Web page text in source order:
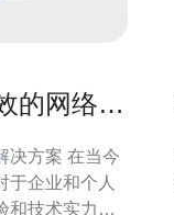
的网络访
在当今
于企业和个人
和技术实力的